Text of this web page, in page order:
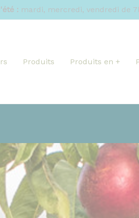
: mardi, mercredi, vendredi de
Produits Produits en +